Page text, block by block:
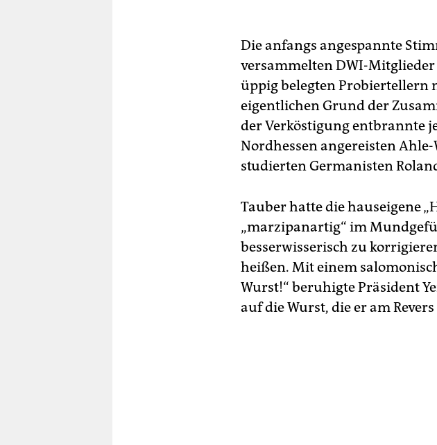
Die anfangs angespannte
versammelten DWI-
üppig belegten Probiertellern
eigentlichen Grund der
der Verköstigung entbrannte
Nordhessen angereisten
studierten Germanisten
Tauber hatte die hauseigene
„marzipanartig“ im
besserwisserisch zu
heißen. Mit einem
Wurst!“ beruhigte Präsident
auf die Wurst, die er am